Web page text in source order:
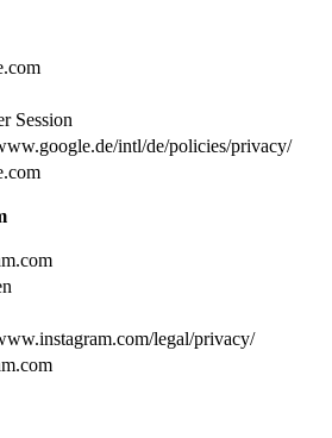
Session
intl/de/policies/privacy/
legal/privacy/